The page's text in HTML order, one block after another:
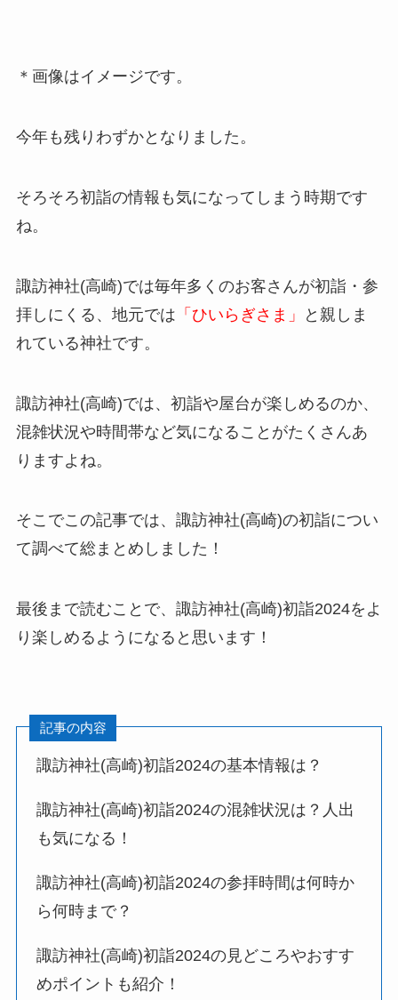
＊画像はイメージです。
今年も残りわずかとなりました。
そろそろ初詣の情報も気になってしまう時期です
ね。
諏訪神社(高崎)では毎年多くのお客さんが初詣・参
拝しにくる、地元では 「ひいらぎさま」
と親しま
れている神社です。
諏訪神社(高崎)では、初詣や屋台が楽しめるのか、
混雑状況や時間帯など気になることがたくさんあ
りますよね。
そこでこの記事では、諏訪神社(高崎)の初詣につい
て調べて総まとめしました！
最後まで読むことで、諏訪神社(高崎)初詣2024をよ
り楽しめるようになると思います！
記事の内容
諏訪神社(高崎)初詣2024の基本情報は？
諏訪神社(高崎)初詣2024の混雑状況は？人出
も気になる！
諏訪神社(高崎)初詣2024の参拝時間は何時か
ら何時まで？
諏訪神社(高崎)初詣2024の見どころやおすす
めポイントも紹介！